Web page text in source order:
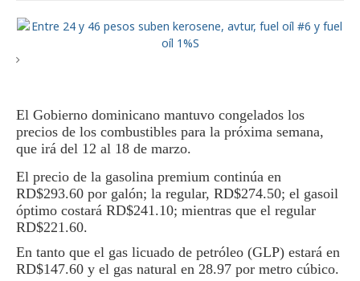
El Gobierno dominicano mantuvo congelados los
precios de los combustibles para la próxima semana,
que irá del 12 al 18 de marzo.
El precio de la gasolina premium continúa en
RD$293.60 por galón; la regular, RD$274.50; el gasoil
óptimo costará RD$241.10; mientras que el regular
RD$221.60.
En tanto que el gas licuado de petróleo (GLP) estará en
RD$147.60 y el gas natural en 28.97 por metro cúbico.